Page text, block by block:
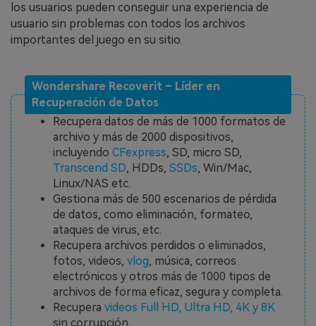
los usuarios pueden conseguir una experiencia de
usuario sin problemas con todos los archivos
importantes del juego en su sitio.
Wondershare Recoverit – Líder en
Recuperación de Datos
Recupera datos de más de 1000 formatos de
archivo y más de 2000 dispositivos,
incluyendoCFexpress, SD, micro SD,
Transcend SD, HDDs,SSDs, Win/Mac,
Linux/NAS etc.
Gestiona más de 500 escenarios de pérdida
de datos, como eliminación, formateo,
ataques de virus, etc.
Recupera archivos perdidos o eliminados,
fotos, videos,vlog, música, correos
electrónicos y otros más de 1000 tipos de
archivos de forma eficaz, segura y completa.
Recuperavideos Full HD, Ultra HD, 4K y 8K
sin corrupción.